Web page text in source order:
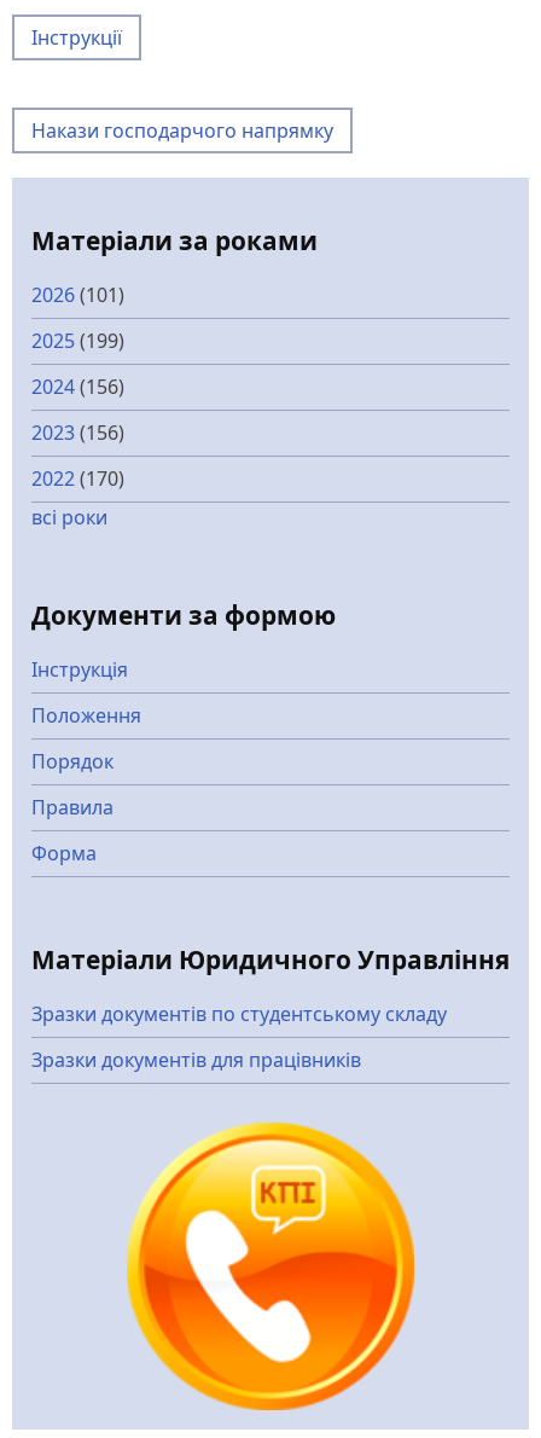
Інструкції
Накази господарчого напрямку
Матеріали за роками
2026(101)
2025(199)
2024(156)
2023(156)
2022(170)
всі роки
Документи за формою
Інструкція
Положення
Порядок
Правила
Форма
Матеріали Юридичного Управління
Зразки документів по студентському складу
Зразки документів для працівників